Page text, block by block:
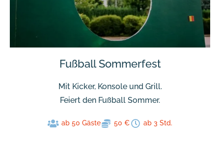
Fußball Sommerfest
Mit Kicker, Konsole und Grill.
Feiert den Fußball Sommer.
ab 50 Gäste 50 € ab 3 Std.